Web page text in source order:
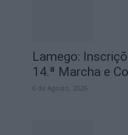
Lamego:
14.ª Marcha e
6 de Agosto, 2026